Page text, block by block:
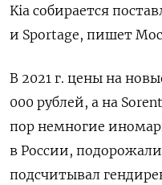
Kia собирается
и Sportage, пишет
В 2021 г. цены на
000 рублей, а на
пор немногие
в России,
подсчитывал